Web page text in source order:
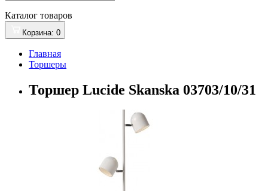
Каталог товаров
Корзина: 0
Главная
Торшеры
Торшер Lucide Skanska 03703/10/31